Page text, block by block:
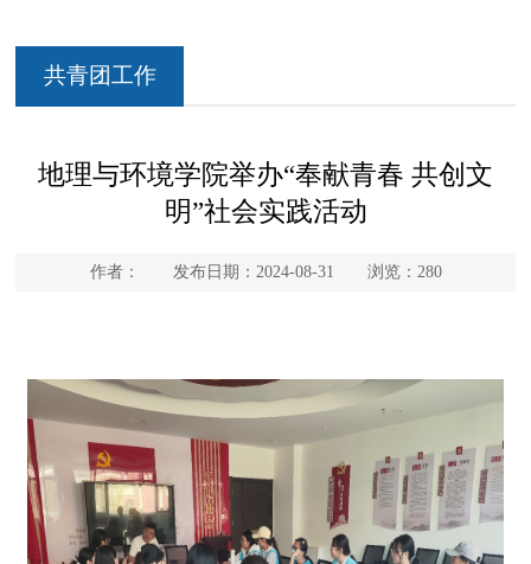
共青团工作
地理与环境学院举办“奉献青春 共创文
明”社会实践活动
作者： 发布日期：2024-08-31 浏览： 280